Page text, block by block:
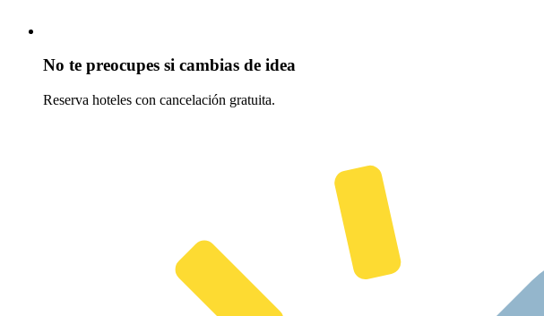
No te preocupes si cambias de idea
Reserva hoteles con cancelación gratuita.